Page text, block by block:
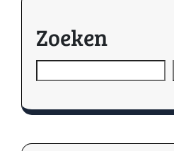
Zoeken